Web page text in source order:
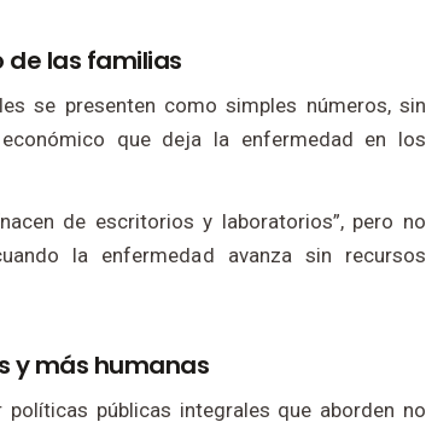
de las familias
se presenten como simples números, sin
que deja la enfermedad en los
de escritorios y laboratorios”, pero no
la enfermedad avanza sin recursos
y más humanas
públicas integrales que aborden no